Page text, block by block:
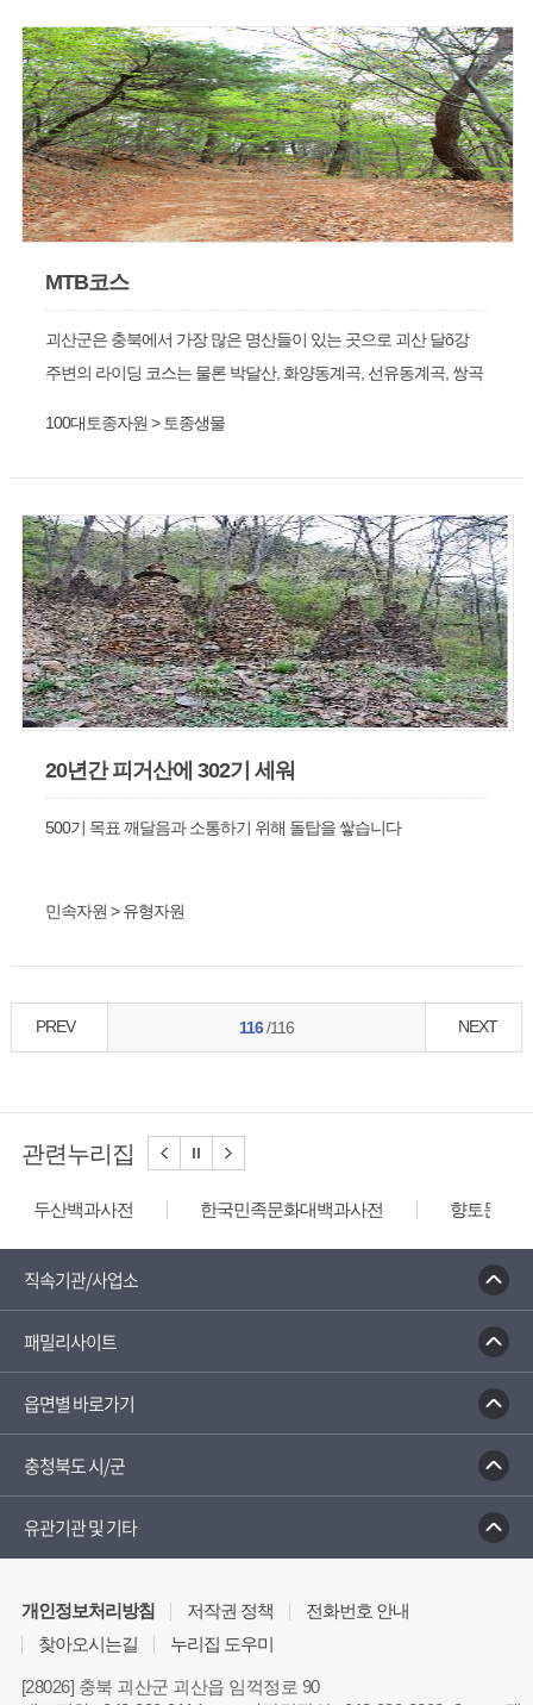
MTB코스
괴산군은 충북에서 가장 많은 명산들이 있는 곳으로 괴산 달õ강
주변의 라이딩 코스는 물론 박달산, 화양동계곡, 선유동계곡, 쌍곡
100대토종자원 > 토종생물
20년간 피거산에 302기 세워
500기 목표 깨달음과 소통하기 위해 돌탑을 쌓습니다
민속자원 > 유형자원
PREV 116/116 NEXT
관련누리집
두산백과사전 한국민족문화대백과사전 향토문화
직속기관/사업소
패밀리사이트
읍면별 바로가기
충청북도 시/군
유관기관 및 기타
개인정보처리방침 저작권 정책
전화번호 안내
찾아오시는길
누리집 도우미
[28026] 충북 괴산군 괴산읍 임꺽정로 90